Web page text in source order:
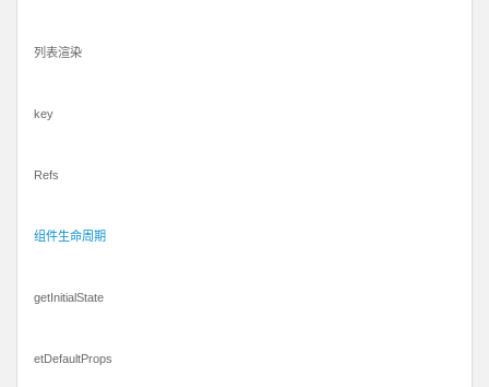
列表渲染
key
Refs
组件生命周期
getInitialState
etDefaultProps